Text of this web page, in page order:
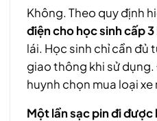
Không. Theo quy định
điện cho học sinh cấp 3
lái. Học sinh chỉ cần đủ
giao thông khi sử
huynh chọn mua loại xe
Một lần sạc pin đi được